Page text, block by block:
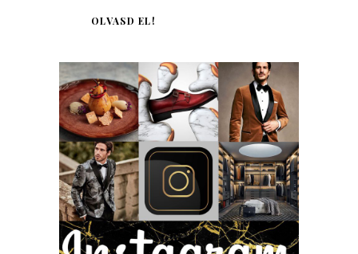
OLVASD EL!